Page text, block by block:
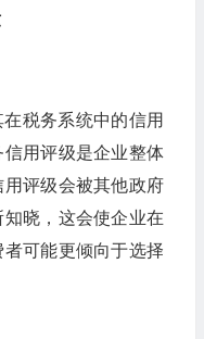
税务系统中的信用
用评级是企业整体
评级会被其他政府
晓，这会使企业在
可能更倾向于选择